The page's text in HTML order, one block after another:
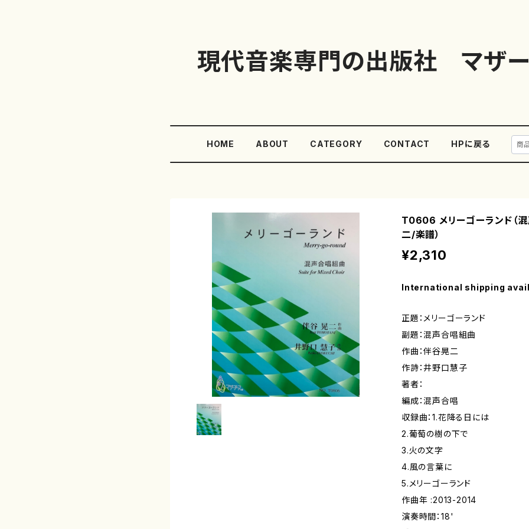
現代音楽専門の出版社 マザー
HOME ABOUT CATEGORY CONTACT HPに戻る
T0606 メリーゴーランド（
二/楽譜）
¥2,310
International shipping
正題：メリーゴーランド
副題：混声合唱組曲
作曲：伴谷晃二
作詩：井野口慧子
著者：
編成：混声合唱
収録曲：1.花降る日には
2.葡萄の樹の下で
3.火の文字
4.風の言葉に
5.メリーゴーランド
作曲年 :2013-2014
演奏時間：18'